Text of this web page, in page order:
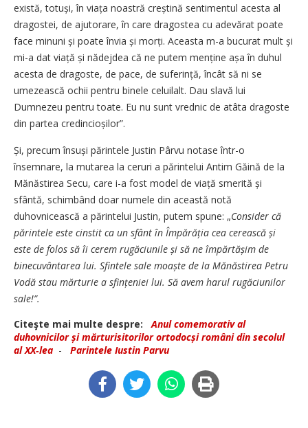
există, totuși, în viața noastră creștină sentimentul acesta al
dragostei, de ajutorare, în care dragostea cu adevărat poate
face minuni și poate învia și morți. Aceasta m-a bucurat mult și
mi-a dat viață și nădejdea că ne putem menține așa în duhul
acesta de dragoste, de pace, de suferință, încât să ni se
umezească ochii pentru binele celuilalt. Dau slavă lui
Dumnezeu pentru toate. Eu nu sunt vrednic de atâta dragoste
din partea credincioșilor”.
Și, precum însuși părintele Justin Pârvu notase într-o
însemnare, la mutarea la ceruri a părintelui Antim Găină de la
Mănăstirea Secu, care i-a fost model de viață smerită și
sfântă, schimbând doar numele din această notă
duhovnicească a părintelui Justin, putem spune: „Consider că
părintele este cinstit ca un sfânt în Împărăția cea cerească și
este de folos să îi cerem rugăciunile și să ne împărtășim de
binecuvântarea lui. Sfintele sale moaște de la Mănăstirea Petru
Vodă stau mărturie a sfințeniei lui. Să avem harul rugăciunilor
sale!”.
Citeşte mai multe despre:
Anul comemorativ al
duhovnicilor și mărturisitorilor ortodocși români din secolul
al XX‑lea - Parintele Iustin Parvu